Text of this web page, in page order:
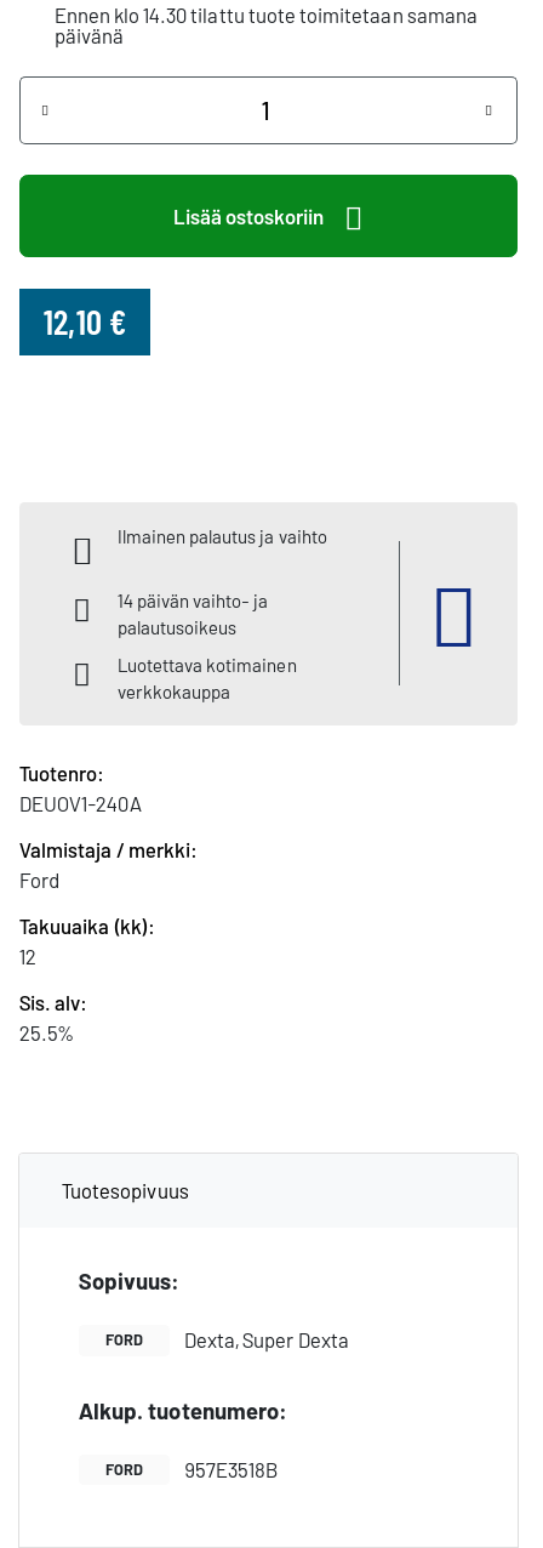
Ennen klo 14.30 tilattu tuote toimitetaan samana
päivänä
+ -
Lisää ostoskoriin
12,10 €
Ilmainen palautus ja vaihto
14 päivän vaihto- ja
palautusoikeus
Luotettava kotimainen
verkkokauppa
Tuotenro:
DEUOV1-240A
Valmistaja / merkki:
Ford
Takuuaika (kk):
12
Sis. alv:
25.5%
Tuotesopivuus
Sopivuus:
FORD Dexta, Super Dexta
Alkup. tuote­numero:
FORD 957E3518B